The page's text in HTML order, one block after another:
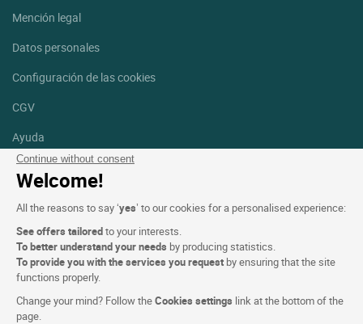
Continue without consent
Welcome!
All the reasons to say ‘yes’ to our cookies for a personalised experience:
See offers tailoredto your interests.
To better understand your needs by producing statistics.
To provide you with the services you request by ensuring that the site
functions properly.
Change your mind? Follow theCookies settings link at the bottom of the
page.
Mención legal
Datos personales
Configuración de las cookies
CGV
Ayuda
Mapa del sitio
fotografías
Síguenos
Facebook
Instagram
Linkedin